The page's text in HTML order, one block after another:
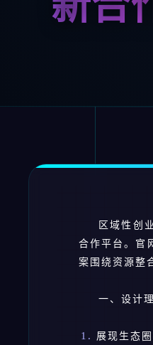
区域性创
合作平台。官
案围绕资源整
一、设计
展现生态